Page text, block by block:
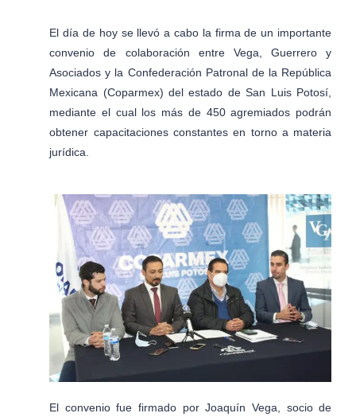
El día de hoy se llevó a cabo la firma de un importante
convenio de colaboración entre Vega, Guerrero y
Asociados y la Confederación Patronal de la República
Mexicana (Coparmex) del estado de San Luis Potosí,
mediante el cual los más de 450 agremiados podrán
obtener capacitaciones constantes en torno a materia
jurídica.
El convenio fue firmado por Joaquín Vega, socio de